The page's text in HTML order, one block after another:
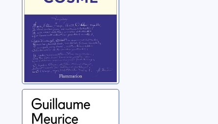
Dans l'oreille du
cyclone